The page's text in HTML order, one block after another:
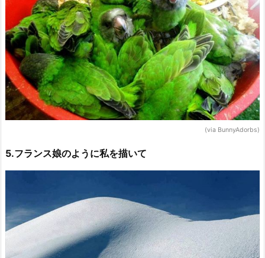
(via BunnyAdorbs)
5.フランス娘のように私を描いて